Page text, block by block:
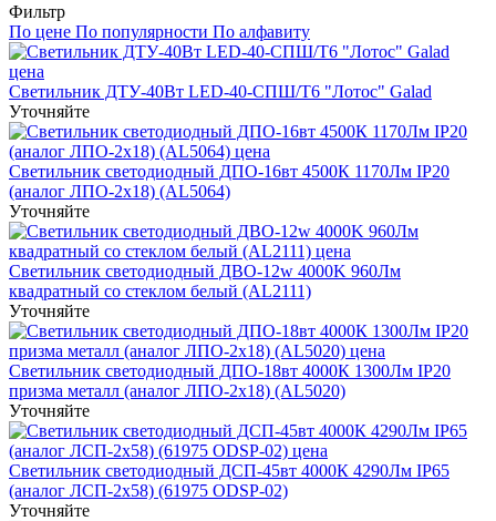
Фильтр
По цене По популярности По алфавиту
Светильник ДТУ-40Вт LED-40-СПШ/Т6 "Лотос" Galad
Уточняйте
Светильник светодиодный ДПО-16вт 4500К 1170Лм IP20
(аналог ЛПО-2х18) (AL5064)
Уточняйте
Светильник светодиодный ДВО-12w 4000K 960Лм
квадратный со стеклом белый (AL2111)
Уточняйте
Светильник светодиодный ДПО-18вт 4000К 1300Лм IP20
призма металл (аналог ЛПО-2х18) (AL5020)
Уточняйте
Светильник светодиодный ДСП-45вт 4000К 4290Лм IP65
(аналог ЛСП-2х58) (61975 ODSP-02)
Уточняйте